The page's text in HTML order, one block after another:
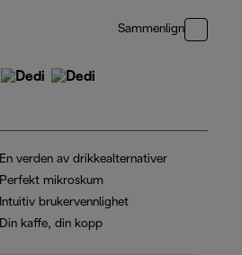
Sammenlign
En verden av drikkealternativer
Perfekt mikroskum
Intuitiv brukervennlighet
Din kaffe, din kopp